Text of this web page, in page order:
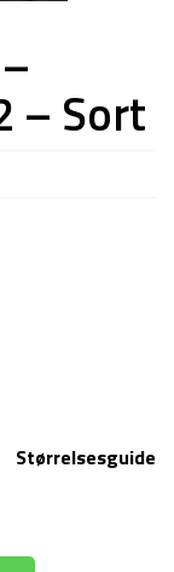
– Sort
Størrelsesguide